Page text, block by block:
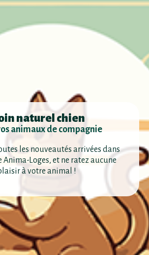
naturel chien
animaux de compagnie
les nouveautés arrivées dans
Loges, et ne ratez aucune
à votre animal !